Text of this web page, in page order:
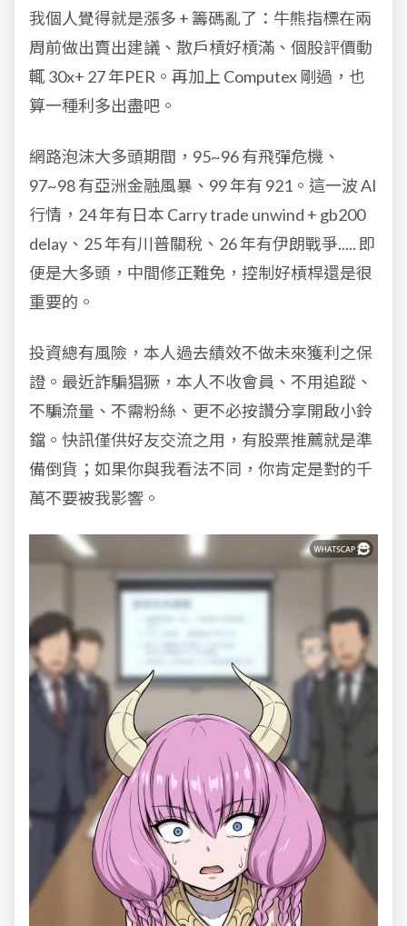
我個人覺得就是漲多 + 籌碼亂了：牛熊指標在兩
周前做出賣出建議、散戶槓好槓滿、個股評價動
輒 30x+ 27 年PER。再加上 Computex 剛過，也
算一種利多出盡吧。
網路泡沫大多頭期間，95~96 有飛彈危機、
97~98 有亞洲金融風暴、99 年有 921。這一波 AI
行情，24 年有日本 Carry trade unwind + gb200
delay、25 年有川普關稅、26 年有伊朗戰爭..... 即
便是大多頭，中間修正難免，控制好槓桿還是很
重要的。
投資總有風險，本人過去績效不做未來獲利之保
證。最近詐騙猖獗，本人不收會員、不用追蹤、
不騙流量、不需粉絲、更不必按讚分享開啟小鈴
鐺。快訊僅供好友交流之用，有股票推薦就是準
備倒貨；如果你與我看法不同，你肯定是對的千
萬不要被我影響。